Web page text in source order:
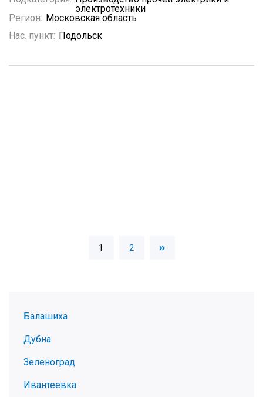
электротехники
Регион: Московская область
Нас. пункт: Подольск
1 2
Балашиха
Дубна
Зеленоград
Ивантеевка